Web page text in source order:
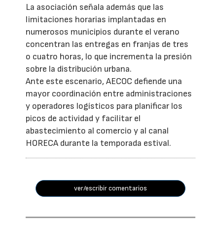
La asociación señala además que las
limitaciones horarias implantadas en
numerosos municipios durante el verano
concentran las entregas en franjas de tres
o cuatro horas, lo que incrementa la presión
sobre la distribución urbana.
Ante este escenario, AECOC defiende una
mayor coordinación entre administraciones
y operadores logísticos para planificar los
picos de actividad y facilitar el
abastecimiento al comercio y al canal
HORECA durante la temporada estival.
ver/escribir comentarios